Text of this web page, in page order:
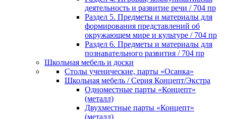
деятельность и развитие речи / 704 пр
Раздел 5. Предметы и материалы для
формирования представлений об
окружающем мире и культуре / 704 пр
Раздел 6. Предметы и материалы для
познавательного развития / 704 пр
Школьная мебель и доски
Столы ученические, парты «Осанка»
Школьная мебель / Серия Концепт/Экстра
Одноместные парты «Концепт»
(металл)
Двухместные парты «Концепт»
(металл)